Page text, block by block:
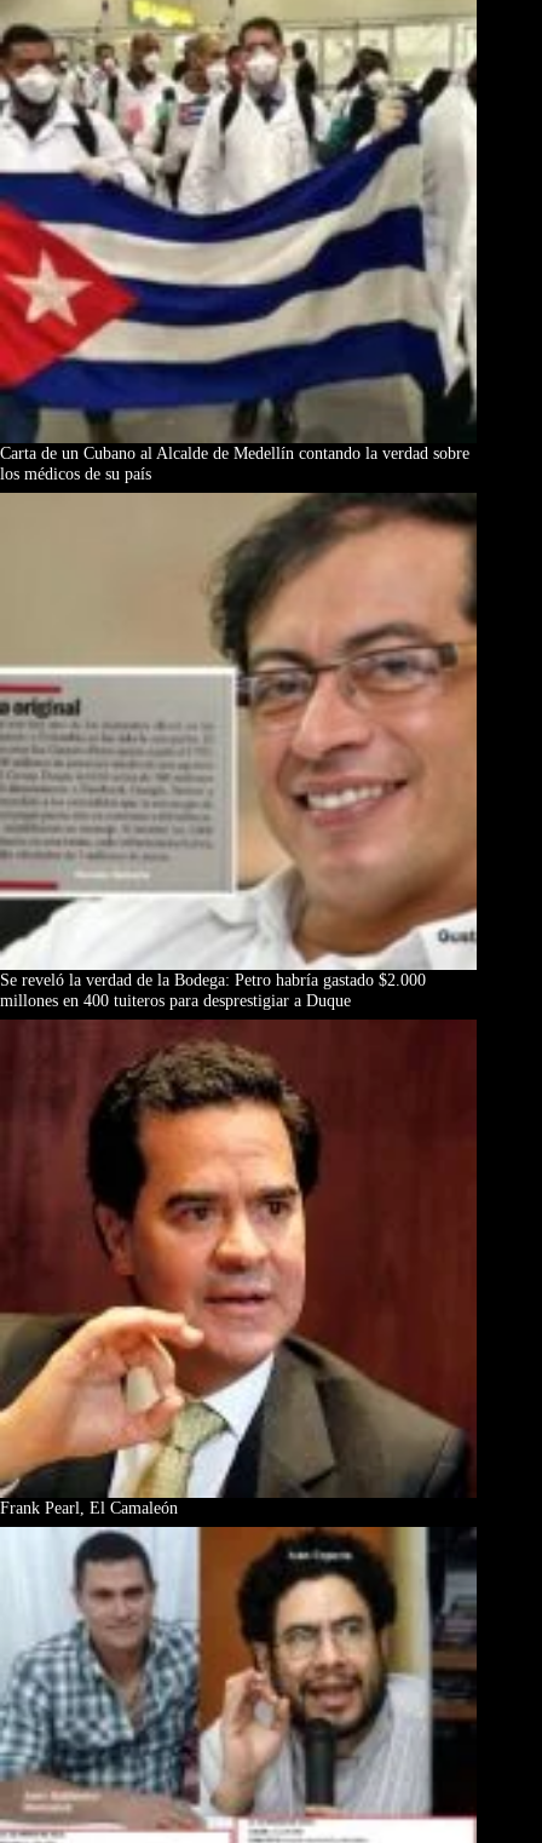
Carta de un Cubano al Alcalde de Medellín contando la verdad sobre
los médicos de su país
Se reveló la verdad de la Bodega: Petro habría gastado $2.000
millones en 400 tuiteros para desprestigiar a Duque
Frank Pearl, El Camaleón